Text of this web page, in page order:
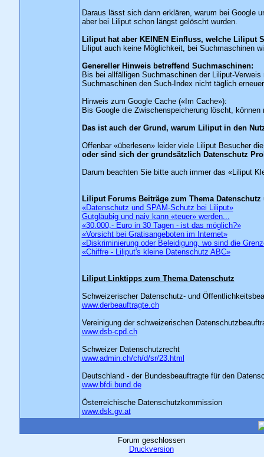
Daraus lässt sich dann erklären, warum bei Google
aber bei Liliput schon längst gelöscht wurden.
Liliput hat aber KEINEN Einfluss, welche Liliput
Liliput auch keine Möglichkeit, bei Suchmaschinen
Genereller Hinweis betreffend Suchmaschinen:
Bis bei allfälligen Suchmaschinen der Liliput-
Suchmaschinen den Such-Index nicht täglich
Hinweis zum Google Cache («Im Cache»):
Bis Google die Zwischenspeicherung löscht,
Das ist auch der Grund, warum Liliput in den
Offenbar «überlesen» leider viele Liliput Besucher
oder sind sich der grundsätzlich Datenschutz
Darum beachten Sie bitte auch immer das «Liliput
Liliput Forums Beiträge zum Thema
«Datenschutz und SPAM-Schutz bei Liliput»
Gutgläubig und naiv kann «teuer» werden...
«30.000,- Euro in 30 Tagen - ist das möglich?»
«Vorsicht bei Gratisangeboten im Internet»
«Diskriminierung oder Beleidigung, wo sind die
«Chiffre - Liliput's kleine Datenschutz ABC»
Liliput Linktipps zum Thema Datenschutz
Schweizerischer Datenschutz- und
www.derbeauftragte.ch
Vereinigung der schweizerischen
www.dsb-cpd.ch
Schweizer Datenschutzrecht
www.admin.ch/ch/d/sr/23.html
Deutschland - der Bundesbeauftragte für den
www.bfdi.bund.de
Österreichische Datenschutzkommission
www.dsk.gv.at
Forum geschlossen
Druckversion